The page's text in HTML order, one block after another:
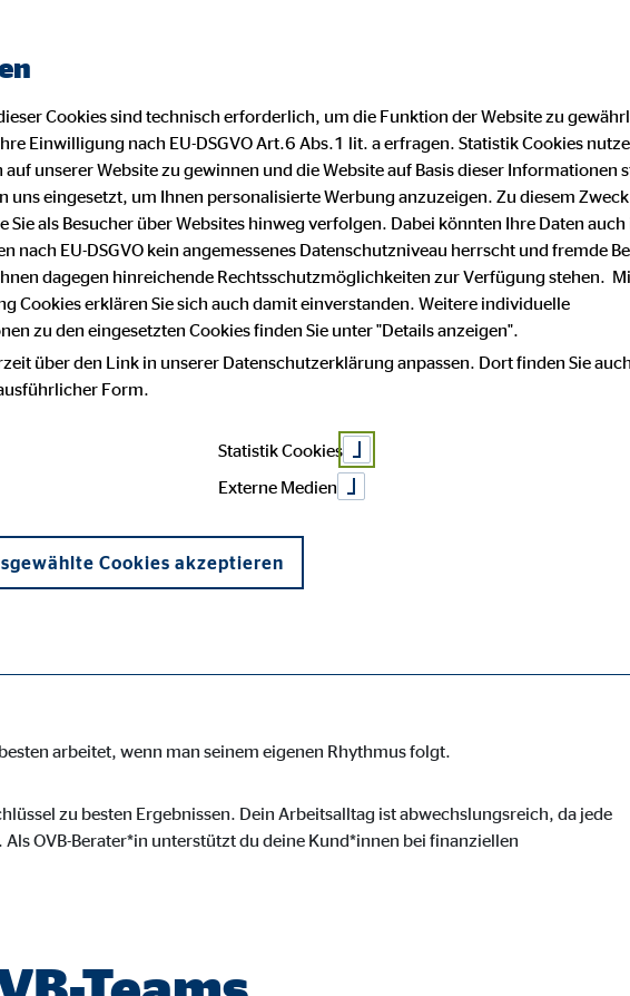
Impressum Datenschutz
mit
der Sicherheit,
und Flexibilität
arbeitet, wenn man seinem eigenen Rhythmus folgt.
zu besten Ergebnissen. Dein Arbeitsalltag ist abwechslungsreich, da jede
OVB-Berater*in unterstützt du deine Kund*innen bei finanziellen
Cookies sind technisch erforderlich, um die Funktion der Website zu
Einwilligung nach EU-DSGVO Art.6 Abs.1 lit. a erfragen. Statistik Cookies
unserer Website zu gewinnen und die Website auf Basis dieser Informationen
uns eingesetzt, um Ihnen personalisierte Werbung anzuzeigen. Zu diesem
als Besucher über Websites hinweg verfolgen. Dabei könnten Ihre Daten auch
nach EU-DSGVO kein angemessenes Datenschutzniveau herrscht und fremde
dagegen hinreichende Rechtsschutzmöglichkeiten zur Verfügung stehen.
Cookies erklären Sie sich auch damit einverstanden. Weitere individuelle
zu den eingesetzten Cookies finden Sie unter "Details anzeigen".
über den Link in unserer Datenschutzerklärung anpassen. Dort finden Sie
Form.
Statistik Cookies
Externe Medien
Cookies akzeptieren
Funktionen und sind für die einwandfreie Funktion der Website erforderlich. Die
Speicherung von Benutzereinstellungen